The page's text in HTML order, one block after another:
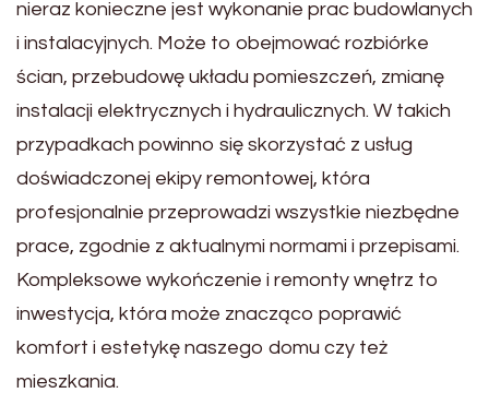
nieraz konieczne jest wykonanie prac budowlanych
i instalacyjnych. Może to obejmować rozbiórke
ścian, przebudowę układu pomieszczeń, zmianę
instalacji elektrycznych i hydraulicznych. W takich
przypadkach powinno się skorzystać z usług
doświadczonej ekipy remontowej, która
profesjonalnie przeprowadzi wszystkie niezbędne
prace, zgodnie z aktualnymi normami i przepisami.
Kompleksowe wykończenie i remonty wnętrz to
inwestycja, która może znacząco poprawić
komfort i estetykę naszego domu czy też
mieszkania.